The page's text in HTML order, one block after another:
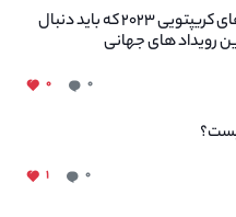
مهم ترین رویداد های کریپتویی ۲۰۲۳ که باید دنبال
رویداد های جهانی
۰ ۰
۰ ۱